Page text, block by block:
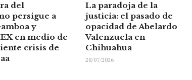
del
persigue a
y
en medio de
crisis de
La paradoja de la
justicia: el pasado de
opacidad de Abelardo
Valenzuela en
Chihuahua
28/07/2026